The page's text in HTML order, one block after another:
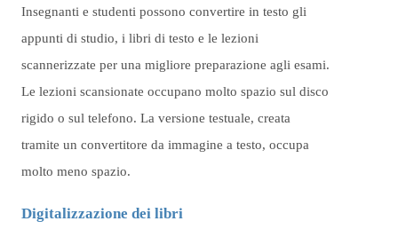
Insegnanti e studenti possono convertire in testo gli
appunti di studio, i libri di testo e le lezioni
scannerizzate per una migliore preparazione agli esami.
Le lezioni scansionate occupano molto spazio sul disco
rigido o sul telefono. La versione testuale, creata
tramite un convertitore da immagine a testo, occupa
molto meno spazio.
Digitalizzazione dei libri